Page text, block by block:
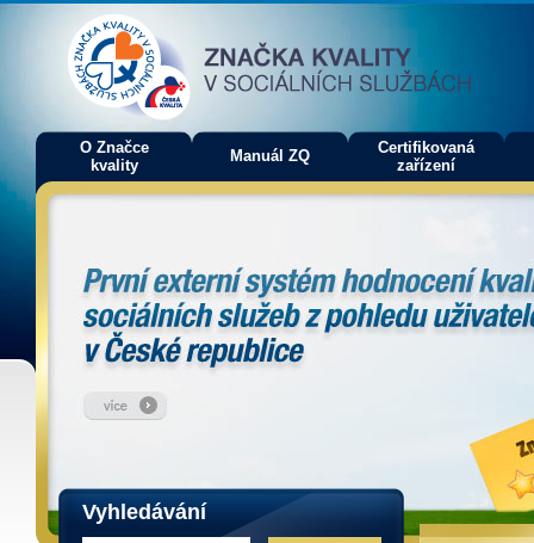
O Značce
kvality
Manuál ZQ
Certifikovaná
zařízení
Vyhledávání